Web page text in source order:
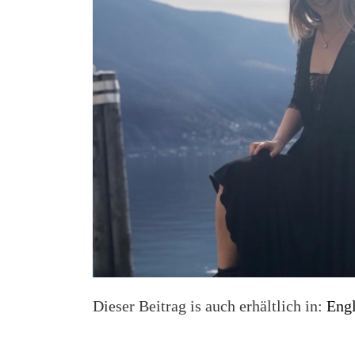
Dieser Beitrag is auch erhältlich in: